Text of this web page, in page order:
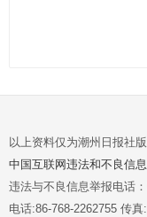
以上资料仅为潮州日报社
中国互联网违法和不良信
违法与不良信息举报电话
电话:86-768-2262755 传